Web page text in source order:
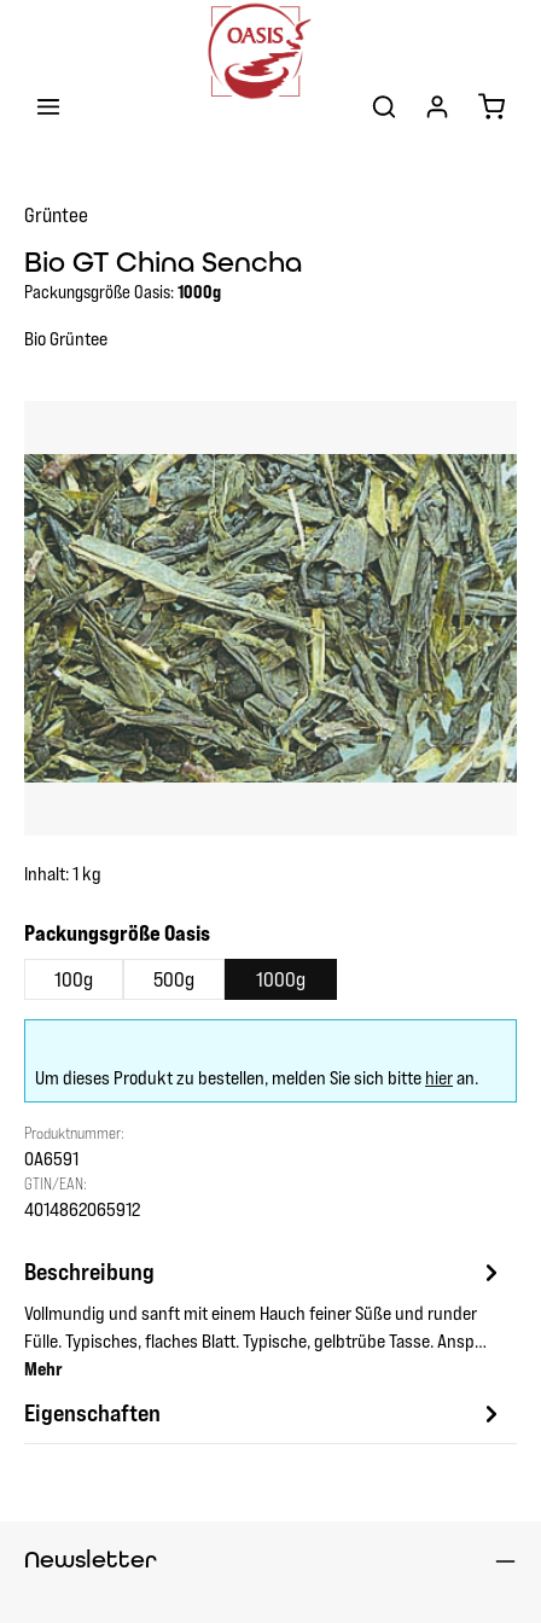
Grüntee
Bio GT China Sencha
Packungsgröße Oasis:1000g
Bio Grüntee
Inhalt:1 kg
Packungsgröße Oasisauswählen
100g 500g 1000g
Um dieses Produkt zu bestellen, melden Sie sich bitte hieran.
Produktnummer:
OA6591
GTIN/EAN:
4014862065912
Beschreibung
Vollmundig und sanft mit einem Hauch feiner Süße und runder
Fülle. Typisches, flaches Blatt. Typische, gelbtrübe Tasse. Ansp…
Mehr
Eigenschaften
Newsletter